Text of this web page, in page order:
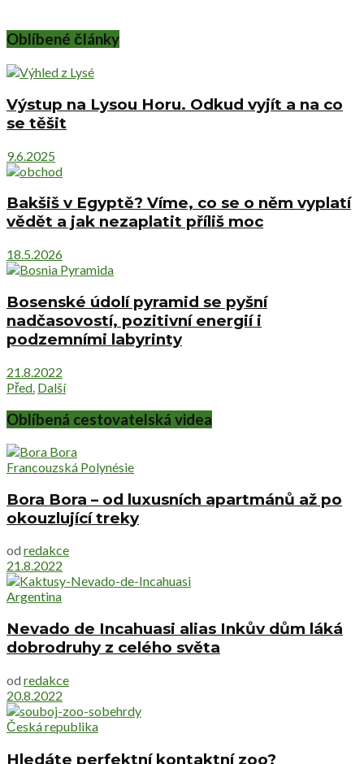
Oblíbené články
Výstup na Lysou Horu. Odkud vyjít a na co
se těšit
9.6.2025
Bakšiš v Egyptě? Víme, co se o něm vyplatí
vědět a jak nezaplatit příliš moc
18.5.2026
Bosenské údolí pyramid se pyšní
nadčasovostí, pozitivní energií i
podzemními labyrinty
21.8.2022
Před. Další
Oblíbená cestovatelská videa
Francouzská Polynésie
Bora Bora – od luxusních apartmánů až po
okouzlující treky
od redakce
21.8.2022
Argentina
Nevado de Incahuasi alias Inkův dům láká
dobrodruhy z celého světa
od redakce
20.8.2022
Česká republika
Hledáte perfektní kontaktní zoo?